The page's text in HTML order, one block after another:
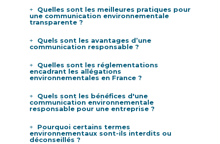
Quelles sont les meilleures pratiques pour
une communication environnementale
transparente ?
Quels sont les avantages d’une
communication responsable ?
Quelles sont les réglementations
encadrant les allégations
environnementales en France ?
Quels sont les bénéfices d'une
communication environnementale
responsable pour une entreprise ?
Pourquoi certains termes
environnementaux sont-ils interdits ou
déconseillés ?